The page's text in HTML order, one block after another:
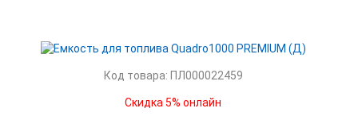
Код товара: ПЛ000022459
Скидка 5% онлайн